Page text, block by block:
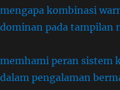
mengapa kombinasi
dominan pada tampilan
memhami peran sistem
dalam pengalaman